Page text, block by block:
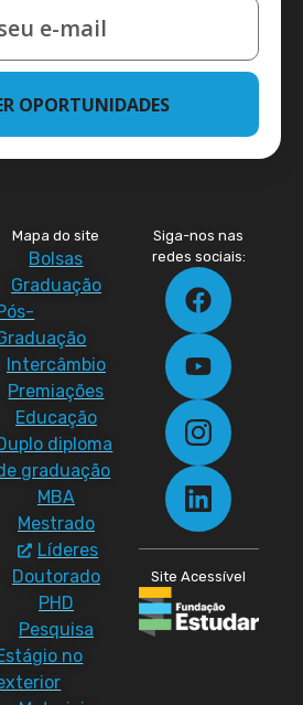
OPORTUNIDADES
Mapa do site
Bolsas
Graduação
Intercâmbio
Premiações
Educação
diploma
graduação
MBA
Mestrado
Líderes
Doutorado
PHD
Pesquisa
no
Siga-nos nas
redes sociais:
Site Acessível